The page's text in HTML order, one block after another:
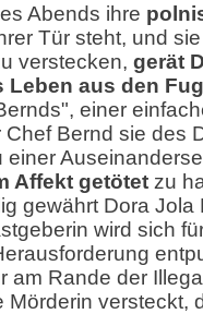
Abends ihre
Tür steht, und
verstecken, gerät
Leben aus den
einer
Chef Bernd sie des
einer
Affekt getötet zu
gewährt Dora
wird sich
am Rande der
Mörderin versteckt,